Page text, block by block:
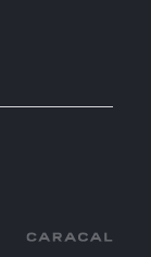
Caracal Agency